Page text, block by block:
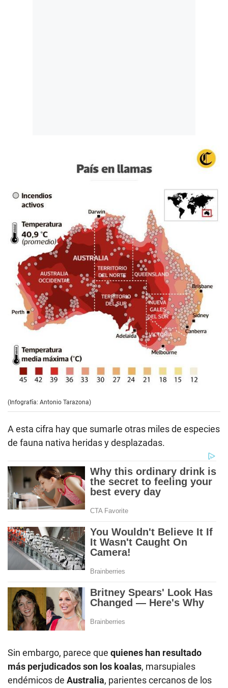
(Infografía: Antonio Tarazona)
A esta cifra hay que sumarle otras miles de especies
de fauna nativa heridas y desplazadas.
Sin embargo, parece que quienes han resultado
más perjudicados son los koalas, marsupiales
endémicos de Australia, parientes cercanos de los